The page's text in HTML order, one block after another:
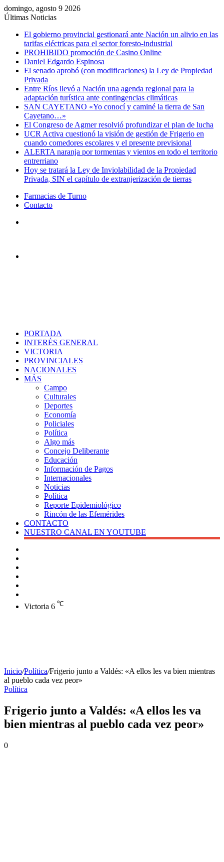
domingo, agosto 9 2026
Últimas Noticias
El gobierno provincial gestionará ante Nación un alivio en las
tarifas eléctricas para el sector foresto-industrial
PROHIBIDO promoción de Casino Online
Daniel Edgardo Espinosa
El senado aprobó (con modificaciones) la Ley de Propiedad
Privada
Entre Ríos llevó a Nación una agenda regional para la
adaptación turística ante contingencias climáticas
SAN CAYETANO «Yo conocí y caminé la tierra de San
Cayetano…»
El Congreso de Agmer resolvió profundizar el plan de lucha
UCR Activa cuestionó la visión de gestión de Frigerio en
cuando comedores escolares y el presente previsional
ALERTA naranja por tormentas y vientos en todo el territorio
entrerriano
Hoy se tratará la Ley de Inviolabilidad de la Propiedad
Privada, SIN el capítulo de extranjerización de tierras
Farmacias de Turno
Contacto
PORTADA
INTERÉS GENERAL
VICTORIA
PROVINCIALES
NACIONALES
MÁS
Campo
Culturales
Deportes
Economía
Policiales
Política
Algo más
Concejo Deliberante
Educación
Información de Pagos
Internacionales
Noticias
Política
Reporte Epidemiológico
Rincón de las Efemérides
CONTACTO
NUESTRO CANAL EN YOUTUBE
Victoria 6 ℃
Inicio/Política/Frigerio junto a Valdés: «A ellos les va bien mientras
al pueblo cada vez peor»
Política
Frigerio junto a Valdés: «A ellos les va
bien mientras al pueblo cada vez peor»
0